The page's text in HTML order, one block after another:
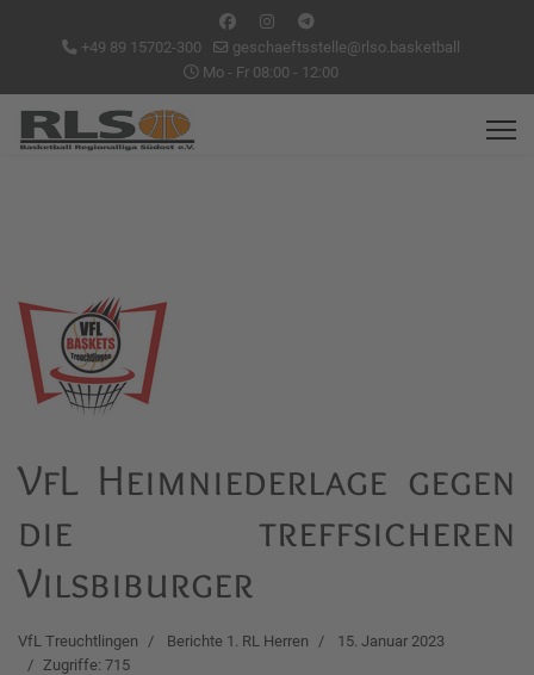
+49 89 15702-300
geschaeftsstelle@rlso.basketball
Mo - Fr 08:00 - 12:00
VfL Heimniederlage gegen
die treffsicheren
Vilsbiburger
VfL Treuchtlingen Berichte 1. RL Herren
15. Januar 2023
Zugriffe: 715